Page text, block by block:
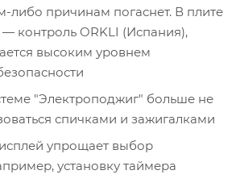
либо причинам погаснет. В плите
— контроль ORKLI (Испания),
высоким уровнем
"Электроподжиг" больше не
спичками и зажигалками
упрощает выбор
установку таймера